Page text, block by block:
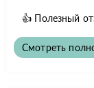
👍 Полезный
Смотреть